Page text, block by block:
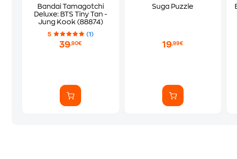
Bandai Tamagotchi
Deluxe: BTS Tiny Tan -
Jung Κook (88874)
5 (1)
39,90€
Suga Puzzle
19,99€